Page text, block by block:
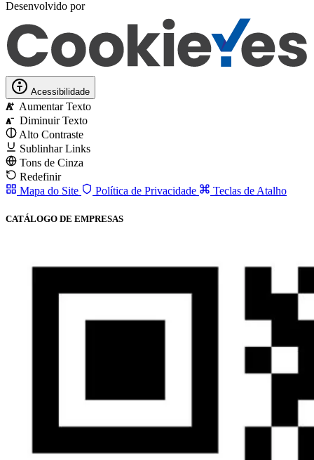
Desenvolvido por
Acessibilidade
A Aumentar Texto
A
Diminuir Texto
Alto Contraste
Sublinhar Links
Tons de Cinza
Redefinir
Mapa do Site
Política de Privacidade Teclas de Atalho
CATÁLOGO DE EMPRESAS